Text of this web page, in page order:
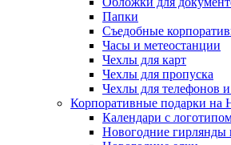
Папки
Съедобные
Часы и метеостанции
Чехлы для карт
Чехлы для пропуска
Чехлы для телефонов
Корпоративные подарки на
Календари с
Новогодние гирлянды